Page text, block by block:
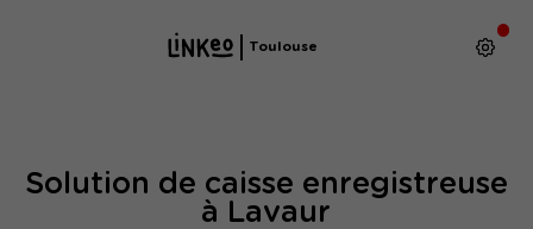
Toulouse
Solution de caisse enregistreuse
à Lavaur